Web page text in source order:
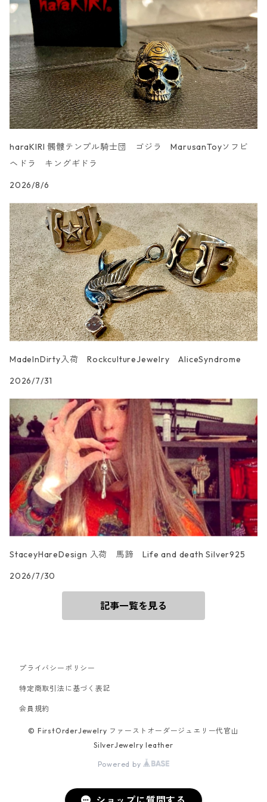
UN _SMOOTH
haraKIRI 髑髏テンプル騎士団 ゴジラ MarusanToyソフビ
ヘドラ キングギドラ
2026/8/6
MadeInDirty入荷 RockcultureJewelry AliceSyndrome
2026/7/31
StaceyHareDesign 入荷 馬蹄 Life and death Silver925
2026/7/30
記事一覧を見る
プライバシーポリシー
特定商取引法に基づく表記
会員規約
© FirstOrderJewelry ファーストオーダージュエリー代官山
SilverJewelry leather
Powered by